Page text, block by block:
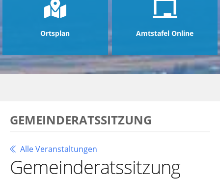
Ortsplan Amtstafel Online
GEMEINDERATSSITZUNG
Alle Veranstaltungen
Gemeinderatssitzung